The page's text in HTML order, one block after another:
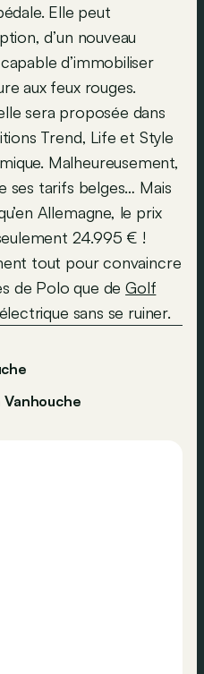
Elle peut
d’un nouveau
d’immobiliser
aux feux rouges.
sera proposée dans
Trend, Life et Style
Malheureusement,
ses tarifs belges… Mais
Allemagne, le prix
24.995 € !
tout pour convaincre
de Polo que deGolf
sans se ruiner.